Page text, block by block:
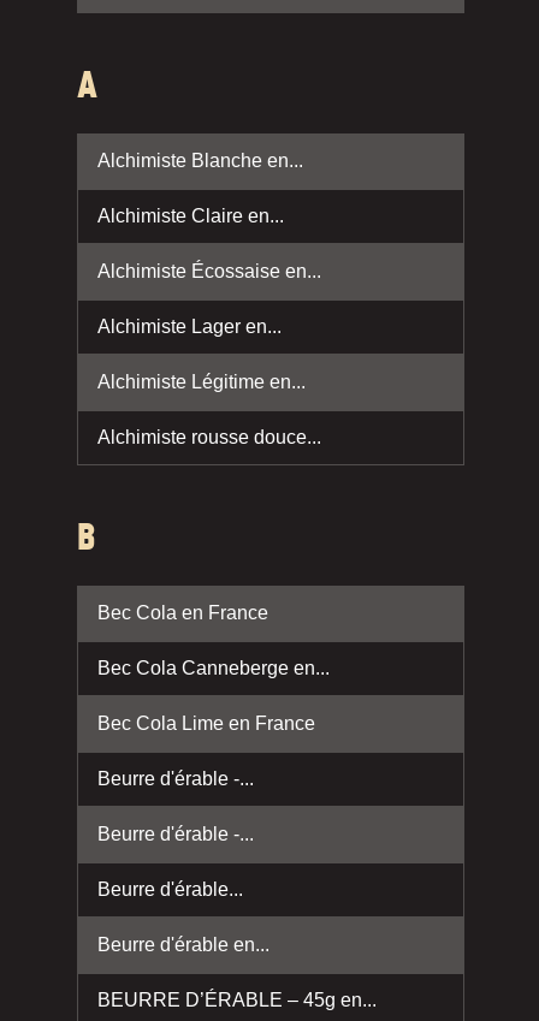
A
Alchimiste Blanche en...
Alchimiste Claire en...
Alchimiste Écossaise en...
Alchimiste Lager en...
Alchimiste Légitime en...
Alchimiste rousse douce...
B
Bec Cola en France
Bec Cola Canneberge en...
Bec Cola Lime en France
Beurre d'érable -...
Beurre d'érable -...
Beurre d'érable...
Beurre d'érable en...
BEURRE D’ÉRABLE – 45g en...